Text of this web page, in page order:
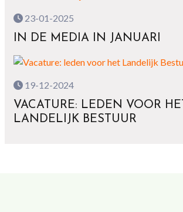
23-01-2025
IN DE MEDIA IN JANUARI
19-12-2024
VACATURE: LEDEN VOOR HET
LANDELIJK BESTUUR